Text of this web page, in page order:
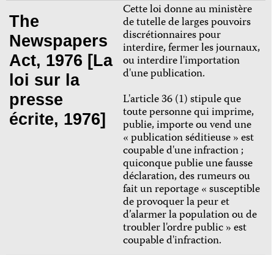
The
Newspapers
Act, 1976 [La
loi sur la
presse
écrite, 1976]
Cette loi donne au ministère
de tutelle de larges pouvoirs
discrétionnaires pour
interdire, fermer les journaux,
ou interdire l'importation
d'une publication.
L'article 36 (1) stipule que
toute personne qui imprime,
publie, importe ou vend une
« publication séditieuse » est
coupable d'une infraction ;
quiconque publie une fausse
déclaration, des rumeurs ou
fait un reportage « susceptible
de provoquer la peur et
d’alarmer la population ou de
troubler l'ordre public » est
coupable d'infraction.